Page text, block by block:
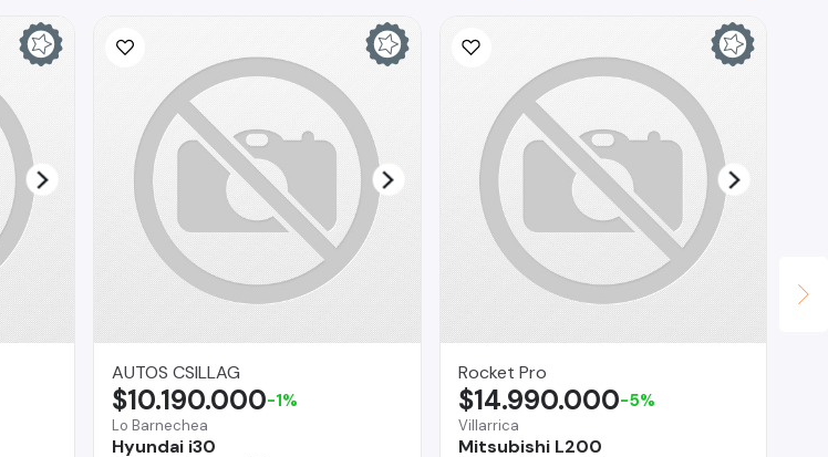
AUTOS CSILLAG
Lo Barnechea
Hyundai i30
$10.190.000-1%
Rocket Pro
Villarrica
Mitsubishi L200
$14.990.000-5%